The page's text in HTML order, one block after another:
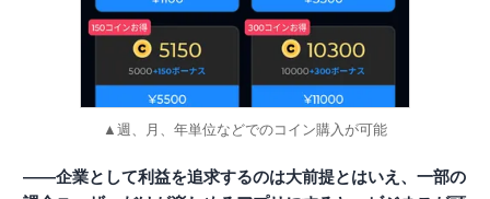
▲週、月、年単位などでのコイン購入が可能
――企業として利益を追求するのは大前提とはいえ、一部の